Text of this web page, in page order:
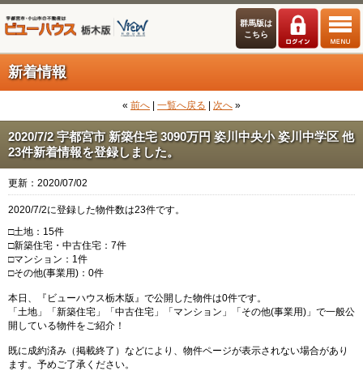
群馬版は
こちら
新着情報
« 前へ 一覧へ戻る 次へ »
2020/7/2 宇都宮市 新築住宅 3090万円 姿川中央小 姿川中学区 他
23件新着情報を登録しました。
更新：2020/07/02
2020/7/2に登録した物件数は23件です。
□土地：15件
□新築住宅・中古住宅：7件
□マンション：1件
□その他(事業用)：0件
本日、『ビューハウス栃木版』で公開した物件は0件です。
「土地」「新築住宅」「中古住宅」「マンション」「その他(事業用)」で一般公
開している物件をご紹介！
既に成約済み（掲載終了）などにより、物件ページが表示されない場合があり
ます。予めご了承ください。